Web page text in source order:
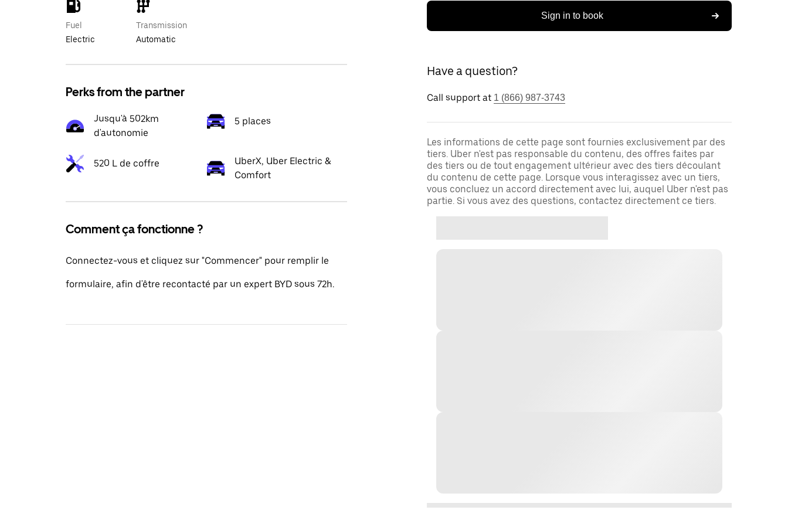
Fuel
Electric
Transmission
Automatic
Perks from the partner
Jusqu'à 502km
d'autonomie
5 places
520 L de coffre
UberX, Uber Electric &
Comfort
Comment ça fonctionne ?
Connectez-vous et cliquez sur "Commencer" pour remplir le
formulaire, afin d'être recontacté par un expert BYD sous 72h.
Sign in to book
Have a question?
Call support at 1 (866) 987-3743
Les informations de cette page sont fournies exclusivement par des
tiers. Uber n'est pas responsable du contenu, des offres faites par
des tiers ou de tout engagement ultérieur avec des tiers découlant
du contenu de cette page. Lorsque vous interagissez avec un tiers,
vous concluez un accord directement avec lui, auquel Uber n'est pas
partie. Si vous avez des questions, contactez directement ce tiers.